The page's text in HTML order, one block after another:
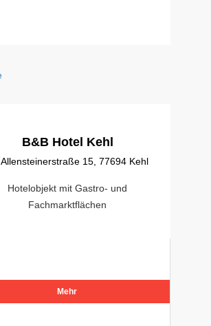
B&B Hotel Kehl
Allensteinerstraße 15, 77694 Kehl
Hotelobjekt mit Gastro- und
Fachmarktflächen
Mehr